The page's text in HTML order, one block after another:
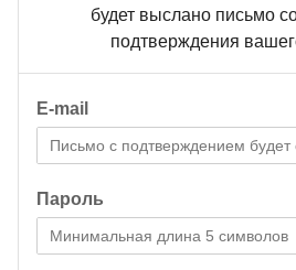
будет выслано письмо
подтверждения
E-mail
Пароль